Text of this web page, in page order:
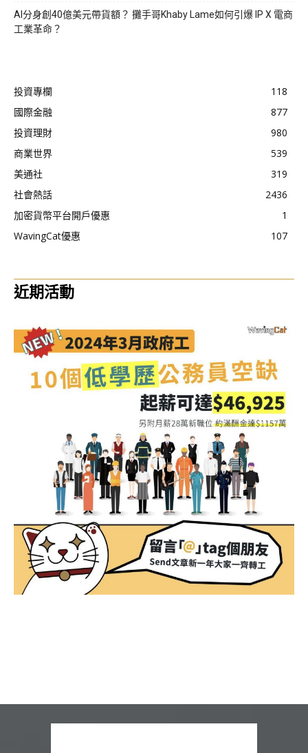
AI分身創40億美元帶貨額？ 攤手哥Khaby Lame如何引爆 IP X 電商
工業革命？
投資專欄
118
國際金融
877
投資理財
980
商業世界
539
美通社
319
社會熱話
2436
加密貨幣平台開戶優惠
1
WavingCat優惠
107
近期活動